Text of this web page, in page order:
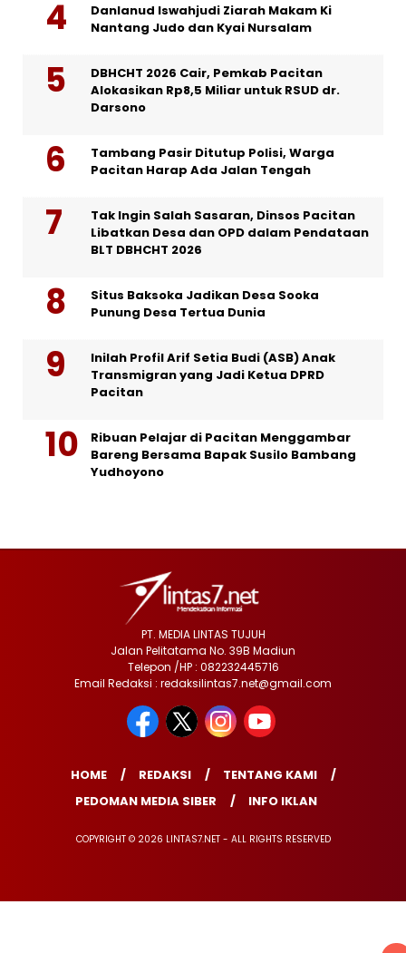
Danlanud Iswahjudi Ziarah Makam Ki
Nantang Judo dan Kyai Nursalam
DBHCHT 2026 Cair, Pemkab Pacitan
Alokasikan Rp8,5 Miliar untuk RSUD dr.
Darsono
Tambang Pasir Ditutup Polisi, Warga
Pacitan Harap Ada Jalan Tengah
Tak Ingin Salah Sasaran, Dinsos Pacitan
Libatkan Desa dan OPD dalam Pendataan
BLT DBHCHT 2026
Situs Baksoka Jadikan Desa Sooka
Punung Desa Tertua Dunia
Inilah Profil Arif Setia Budi (ASB) Anak
Transmigran yang Jadi Ketua DPRD
Pacitan
Ribuan Pelajar di Pacitan Menggambar
Bareng Bersama Bapak Susilo Bambang
Yudhoyono
PT. MEDIA LINTAS TUJUH
Jalan Pelitatama No. 39B Madiun
Telepon /HP : 082232445716
Email Redaksi : redaksilintas7.net@gmail.com
HOME REDAKSI
TENTANG KAMI
PEDOMAN MEDIA SIBER
INFO IKLAN
COPYRIGHT © 2026 LINTAS7.NET - ALL RIGHTS RESERVED